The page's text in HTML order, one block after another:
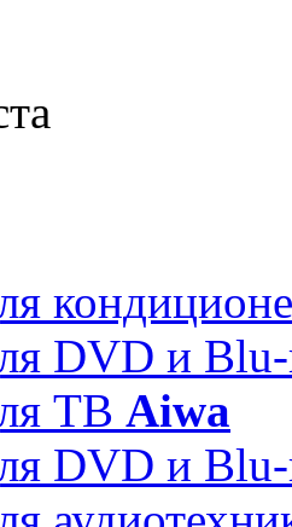
DVD и
ТВ Aiwa
DVD и